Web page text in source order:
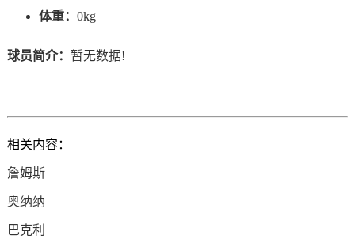
体重： 0kg
球员简介： 暂无数据!
相关内容：
詹姆斯
奥纳纳
巴克利